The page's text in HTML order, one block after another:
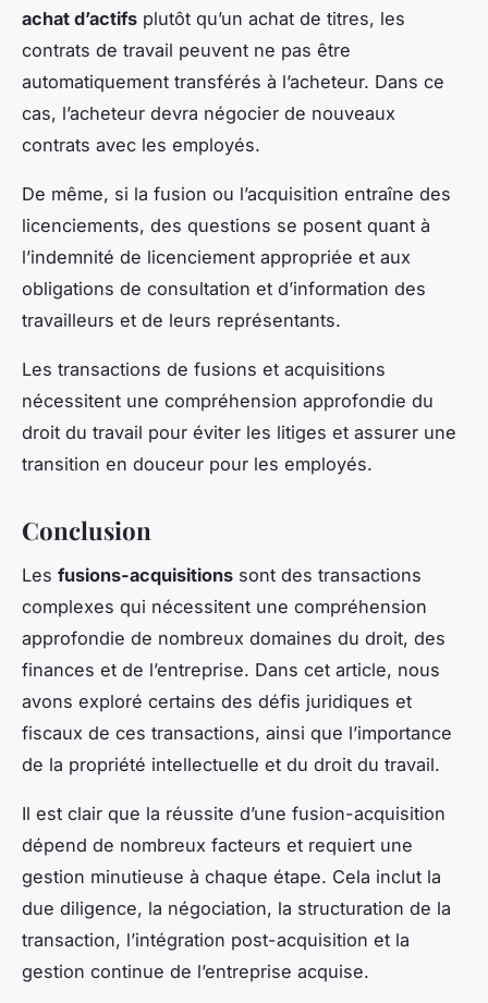
achat d’actifs plutôt qu’un achat de titres, les
contrats de travail peuvent ne pas être
automatiquement transférés à l’acheteur. Dans ce
cas, l’acheteur devra négocier de nouveaux
contrats avec les employés.
De même, si la fusion ou l’acquisition entraîne des
licenciements, des questions se posent quant à
l’indemnité de licenciement appropriée et aux
obligations de consultation et d’information des
travailleurs et de leurs représentants.
Les transactions de fusions et acquisitions
nécessitent une compréhension approfondie du
droit du travail pour éviter les litiges et assurer une
transition en douceur pour les employés.
Conclusion
Les fusions-acquisitions sont des transactions
complexes qui nécessitent une compréhension
approfondie de nombreux domaines du droit, des
finances et de l’entreprise. Dans cet article, nous
avons exploré certains des défis juridiques et
fiscaux de ces transactions, ainsi que l’importance
de la propriété intellectuelle et du droit du travail.
Il est clair que la réussite d’une fusion-acquisition
dépend de nombreux facteurs et requiert une
gestion minutieuse à chaque étape. Cela inclut la
due diligence, la négociation, la structuration de la
transaction, l’intégration post-acquisition et la
gestion continue de l’entreprise acquise.